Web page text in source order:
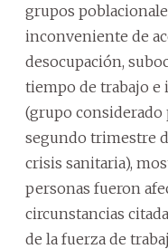
grupos
inconveniente de
desocupación,
tiempo de trabajo e
(grupo
segundo trimestre
crisis sanitaria),
personas fueron
circunstancias
de la fuerza de